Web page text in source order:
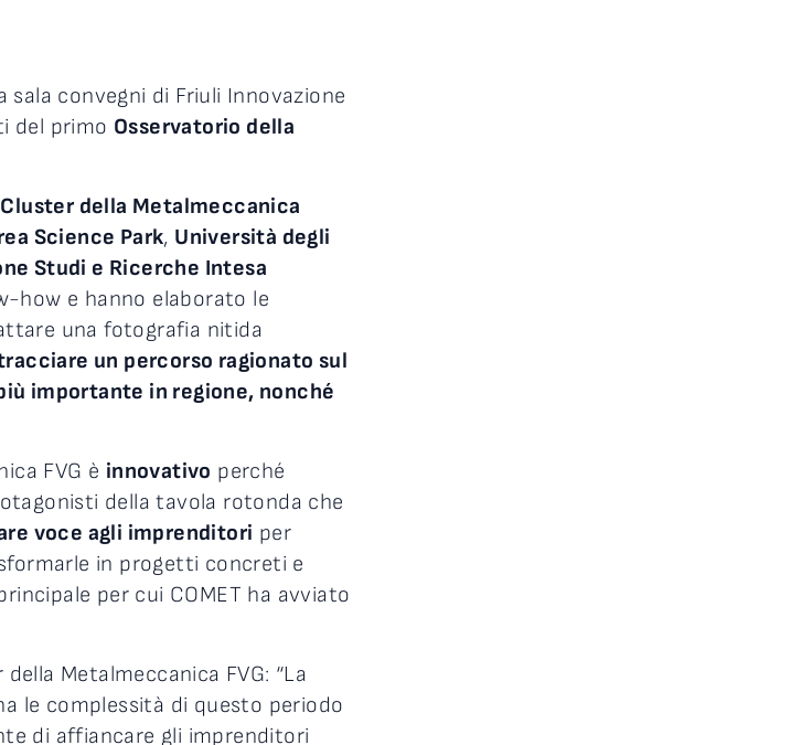
sala convegni di Friuli Innovazione
del primo Osservatorio della
Cluster della Metalmeccanica
Science Park, Università degli
Studi e Ricerche Intesa
how e hanno elaborato le
una fotografia nitida
un percorso ragionato sul
importante in regione, nonché
FVG è innovativo perché
della tavola rotonda che
voce agli imprenditori per
in progetti concreti e
per cui COMET ha avviato
Metalmeccanica FVG: “La
le complessità di questo periodo
di affiancare gli imprenditori